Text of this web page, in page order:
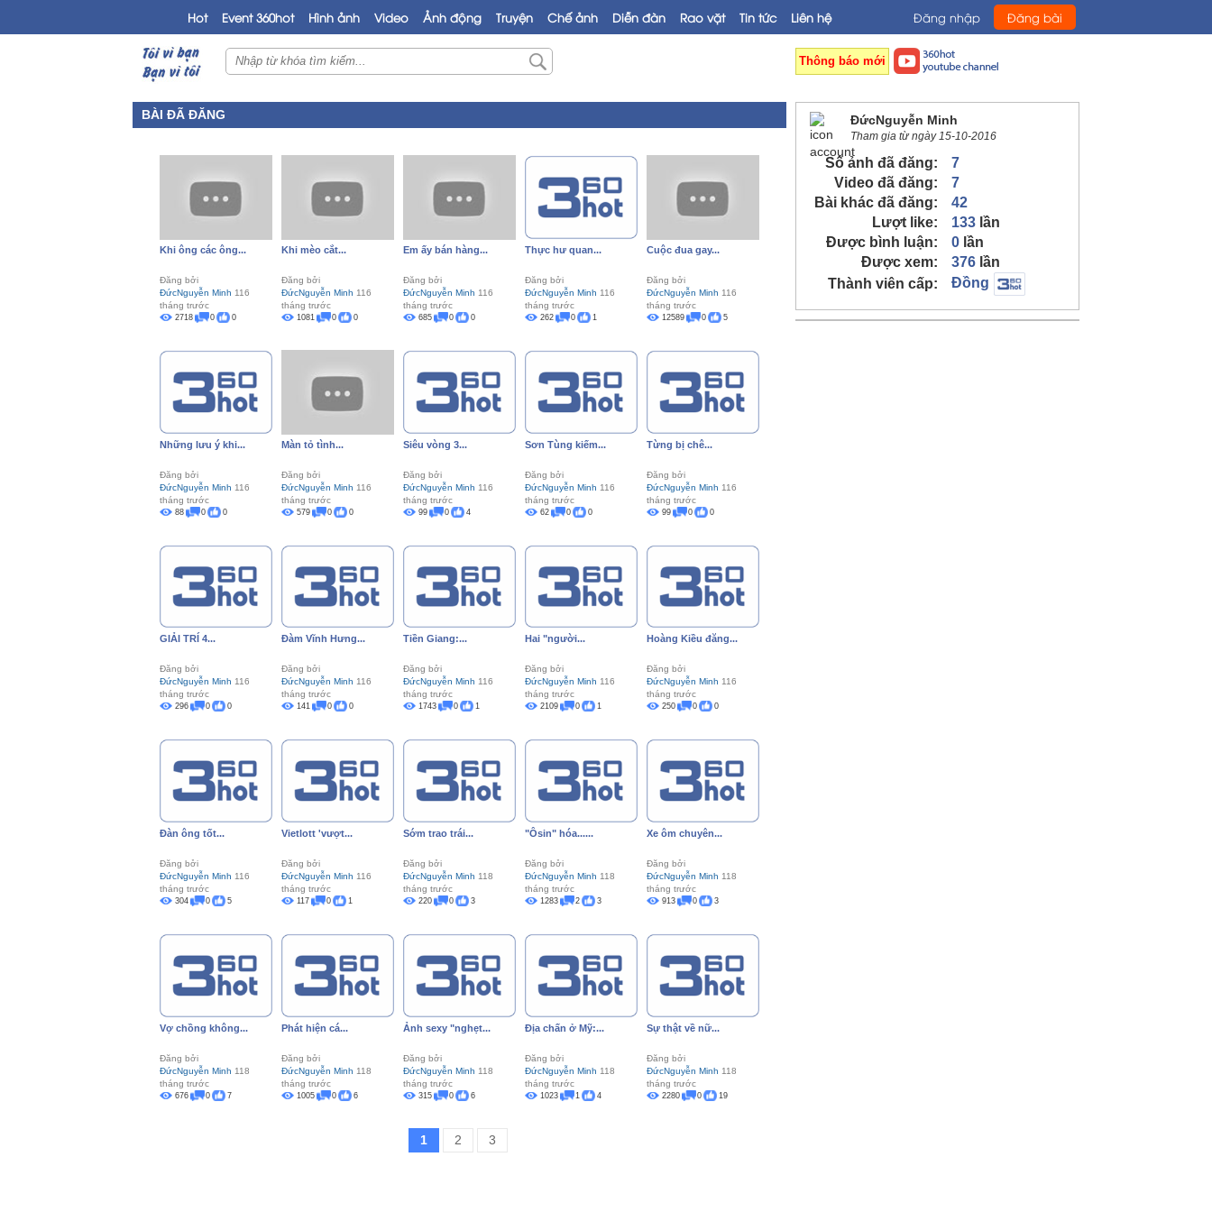
Hot Event 360hot Hình ảnh Video Ảnh động Truyện Chế ảnh Diễn đàn Rao vặt Tin tức Liên hệ Đăng nhập Đăng bài
Thông báo mới
BÀI ĐÃ ĐĂNG
Khi ông các ông...
Đăng bởi
ĐứcNguyễn Minh 116
tháng trước
2718 0 0
Khi mèo cắt...
Đăng bởi
ĐứcNguyễn Minh 116
tháng trước
1081 0 0
Em ấy bán hàng...
Đăng bởi
ĐứcNguyễn Minh 116
tháng trước
685 0 0
Thực hư quan...
Đăng bởi
ĐứcNguyễn Minh 116
tháng trước
262 0 1
Cuộc đua gay...
Đăng bởi
ĐứcNguyễn Minh 116
tháng trước
12589 0 5
Những lưu ý khi...
Đăng bởi
ĐứcNguyễn Minh 116
tháng trước
88 0 0
Màn tỏ tình...
Đăng bởi
ĐứcNguyễn Minh 116
tháng trước
579 0 0
Siêu vòng 3...
Đăng bởi
ĐứcNguyễn Minh 116
tháng trước
99 0 4
Sơn Tùng kiếm...
Đăng bởi
ĐứcNguyễn Minh 116
tháng trước
62 0 0
Từng bị chê...
Đăng bởi
ĐứcNguyễn Minh 116
tháng trước
99 0 0
GIẢI TRÍ 4...
Đăng bởi
ĐứcNguyễn Minh 116
tháng trước
296 0 0
Đàm Vĩnh Hưng...
Đăng bởi
ĐứcNguyễn Minh 116
tháng trước
141 0 0
Tiền Giang:...
Đăng bởi
ĐứcNguyễn Minh 116
tháng trước
1743 0 1
Hai "người...
Đăng bởi
ĐứcNguyễn Minh 116
tháng trước
2109 0 1
Hoàng Kiều đăng...
Đăng bởi
ĐứcNguyễn Minh 116
tháng trước
250 0 0
Đàn ông tốt...
Đăng bởi
ĐứcNguyễn Minh 116
tháng trước
304 0 5
Vietlott 'vượt...
Đăng bởi
ĐứcNguyễn Minh 116
tháng trước
117 0 1
Sớm trao trái...
Đăng bởi
ĐứcNguyễn Minh 118
tháng trước
220 0 3
"Ôsin" hóa......
Đăng bởi
ĐứcNguyễn Minh 118
tháng trước
1283 2 3
Xe ôm chuyên...
Đăng bởi
ĐứcNguyễn Minh 118
tháng trước
913 0 3
Vợ chồng không...
Đăng bởi
ĐứcNguyễn Minh 118
tháng trước
676 0 7
Phát hiện cá...
Đăng bởi
ĐứcNguyễn Minh 118
tháng trước
1005 0 6
Ảnh sexy "nghẹt...
Đăng bởi
ĐứcNguyễn Minh 118
tháng trước
315 0 6
Địa chấn ở Mỹ:...
Đăng bởi
ĐứcNguyễn Minh 118
tháng trước
1023 1 4
Sự thật về nữ...
Đăng bởi
ĐứcNguyễn Minh 118
tháng trước
2280 0 19
1 2 3
ĐứcNguyễn Minh
Tham gia từ ngày 15-10-2016
Số ảnh đã đăng:
7
Video đã đăng:
7
Bài khác đã đăng:
42
Lượt like:
133 lần
Được bình luận:
0 lần
Được xem:
376 lần
Thành viên cấp:
Đồng